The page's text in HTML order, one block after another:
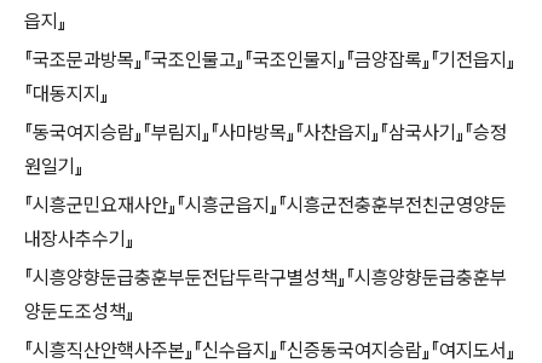
읍지』
『국조문과방목』『국조인물고』『국조인물지』『금양잡록』『기전읍지』
『대동지지』
『동국여지승람』『부림지』『사마방목』『사찬읍지』『삼국사기』『승정
원일기』
『시흥군민요재사안』『시흥군읍지』『시흥군전충훈부전친군영양둔
내장사추수기』
『시흥양향둔급충훈부둔전답두락구별성책』『시흥양향둔급충훈부
양둔도조성책』
『시흥직산안핵사주본』『신수읍지』『신증동국여지승람』『여지도서』